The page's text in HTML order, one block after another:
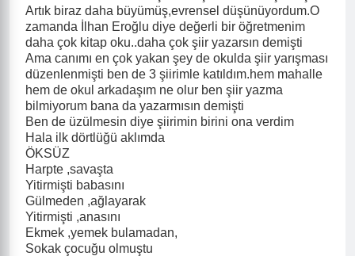
Artık biraz daha büyümüş,evrensel düşünüyordum.O
zamanda İlhan Eroğlu diye değerli bir öğretmenim
daha çok kitap oku..daha çok şiir yazarsın demişti
Ama canımı en çok yakan şey de okulda şiir yarışması
düzenlenmişti ben de 3 şiirimle katıldım.hem mahalle
hem de okul arkadaşım ne olur ben şiir yazma
bilmiyorum bana da yazarmısın demişti
Ben de üzülmesin diye şiirimin birini ona verdim
Hala ilk dörtlüğü aklımda
ÖKSÜZ
Harpte ,savaşta
Yitirmişti babasını
Gülmeden ,ağlayarak
Yitirmişti ,anasını
Ekmek ,yemek bulamadan,
Sokak çocuğu olmuştu